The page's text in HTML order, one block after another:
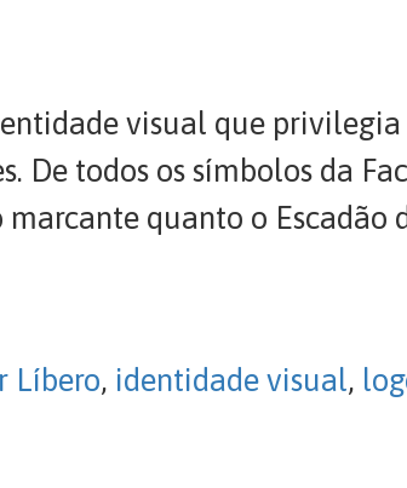
visual que
De todos os símbolos da
quanto o Escadão
Líbero, identidade visual,